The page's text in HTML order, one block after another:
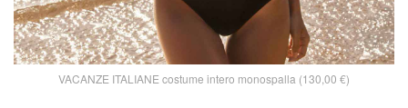
VACANZE ITALIANE costume intero monospalla (130,00 €)